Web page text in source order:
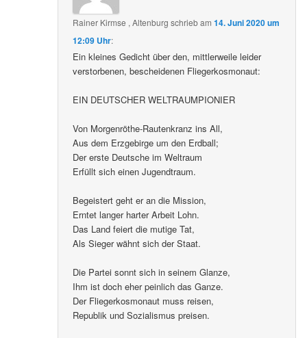
Rainer Kirmse , Altenburg schriebam14. Juni 2020 um
12:09 Uhr:
Ein kleines Gedicht über den, mittlerweile leider
verstorbenen, bescheidenen Fliegerkosmonaut:
EIN DEUTSCHER WELTRAUMPIONIER
Von Morgenröthe-Rautenkranz ins All,
Aus dem Erzgebirge um den Erdball;
Der erste Deutsche im Weltraum
Erfüllt sich einen Jugendtraum.
Begeistert geht er an die Mission,
Erntet langer harter Arbeit Lohn.
Das Land feiert die mutige Tat,
Als Sieger wähnt sich der Staat.
Die Partei sonnt sich in seinem Glanze,
Ihm ist doch eher peinlich das Ganze.
Der Fliegerkosmonaut muss reisen,
Republik und Sozialismus preisen.